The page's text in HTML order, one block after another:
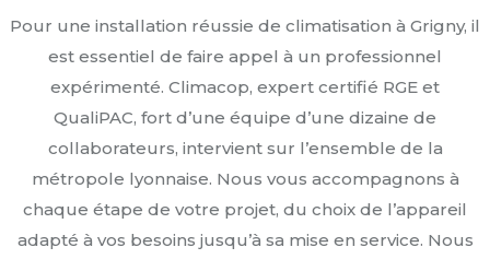
Pour une installation réussie de climatisation à Grigny, il
est essentiel de faire appel à un professionnel
expérimenté. Climacop, expert certifié RGE et
QualiPAC, fort d’une équipe d’une dizaine de
collaborateurs, intervient sur l’ensemble de la
métropole lyonnaise. Nous vous accompagnons à
chaque étape de votre projet, du choix de l’appareil
adapté à vos besoins jusqu’à sa mise en service. Nous